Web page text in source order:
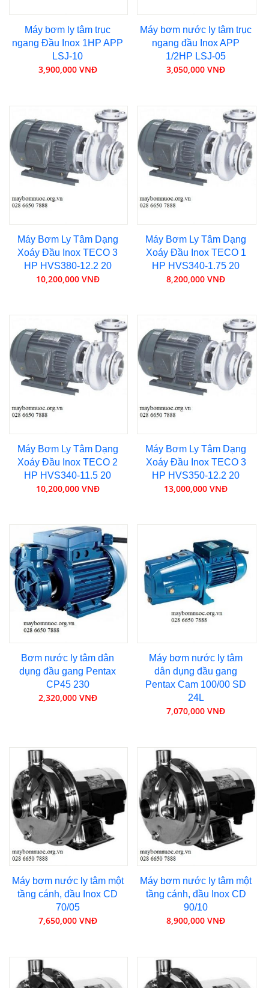
Máy bơm ly tâm trục
ngang Đầu Inox 1HP APP
LSJ-10
3,900,000 VNĐ
Máy bơm nước ly tâm trục
ngang đầu Inox APP
1/2HP LSJ-05
3,050,000 VNĐ
Máy Bơm Ly Tâm Dạng
Xoáy Đầu Inox TECO 3
HP HVS380-12.2 20
10,200,000 VNĐ
Máy Bơm Ly Tâm Dạng
Xoáy Đầu Inox TECO 1
HP HVS340-1.75 20
8,200,000 VNĐ
Máy Bơm Ly Tâm Dạng
Xoáy Đầu Inox TECO 2
HP HVS340-11.5 20
10,200,000 VNĐ
Máy Bơm Ly Tâm Dạng
Xoáy Đầu Inox TECO 3
HP HVS350-12.2 20
13,000,000 VNĐ
Bơm nước ly tâm dân
dụng đầu gang Pentax
CP45 230
2,320,000 VNĐ
Máy bơm nước ly tâm
dân dụng đầu gang
Pentax Cam 100/00 SD
24L
7,070,000 VNĐ
Máy bơm nước ly tâm một
tầng cánh, đầu Inox CD
70/05
7,650,000 VNĐ
Máy bơm nước ly tâm một
tầng cánh, đầu Inox CD
90/10
8,900,000 VNĐ